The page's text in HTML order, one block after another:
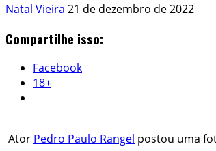
Natal Vieira 21 de dezembro de 2022
Compartilhe isso:
Facebook
18+
Ator Pedro Paulo Rangel postou uma